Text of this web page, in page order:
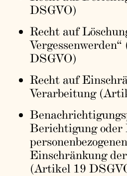
DSGVO)
Recht auf
DSGVO)
Recht auf
Verarbeitung
Berichtigung oder
Einschränkung
(Artikel 19